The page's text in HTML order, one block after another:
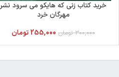
خرید کتاب زنی که هایکو می سرود نشر
مهرگان خرد
300,000 تومان 255,000 تومان